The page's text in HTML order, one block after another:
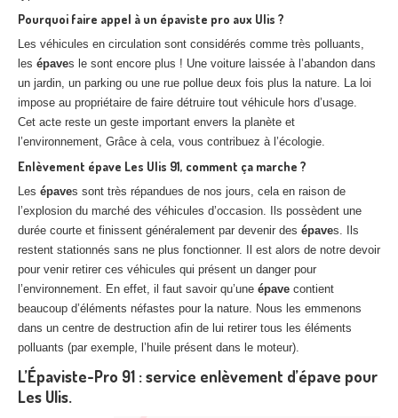
Pourquoi faire appel à un épaviste pro aux Ulis ?
Les véhicules en circulation sont considérés comme très polluants,
les épaves le sont encore plus ! Une voiture laissée à l’abandon dans
un jardin, un parking ou une rue pollue deux fois plus la nature. La loi
impose au propriétaire de faire détruire tout véhicule hors d’usage.
Cet acte reste un geste important envers la planète et
l’environnement, Grâce à cela, vous contribuez à l’écologie.
Enlèvement épave Les Ulis 91, comment ça marche ?
Les épaves sont très répandues de nos jours, cela en raison de
l’explosion du marché des véhicules d’occasion. Ils possèdent une
durée courte et finissent généralement par devenir des épaves. Ils
restent stationnés sans ne plus fonctionner. Il est alors de notre devoir
pour venir retirer ces véhicules qui présent un danger pour
l’environnement. En effet, il faut savoir qu’une épave contient
beaucoup d’éléments néfastes pour la nature. Nous les emmenons
dans un centre de destruction afin de lui retirer tous les éléments
polluants (par exemple, l’huile présent dans le moteur).
L’Épaviste-Pro 91 : service enlèvement d’épave pour
Les Ulis.